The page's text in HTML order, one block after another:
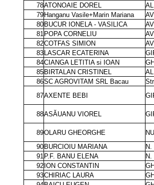
78ATONOAIE DOREL
79 Hanganu Vasile+Marin Mariana
80 BUCUR IONELA - VASILICA
81 POPA CORNELIU
82COTFAS SIMION
83 LASCAR ECATERINA
84CIANGA LETITIA si IOAN
85 BIRTALAN CRISTINEL
86SC AGROVITAM SRL Bacau
87AXENTE BEBI
88ASĂUANU VIOREL
89OLARU GHEORGHE
90 BURCIOIU MARIANA
N.
91 P.F. BANU ELENA
N.
92 ION CONSTANTIN
93CHIRIAC LAURA